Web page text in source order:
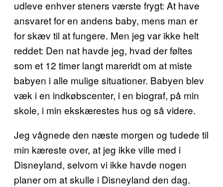
udleve enhver steners værste frygt: At have
ansvaret for en andens baby, mens man er
for skæv til at fungere. Men jeg var ikke helt
reddet: Den nat havde jeg, hvad der føltes
som et 12 timer langt mareridt om at miste
babyen i alle mulige situationer. Babyen blev
væk i en indkøbscenter, i en biograf, på min
skole, i min ekskærestes hus og så videre.
Jeg vågnede den næste morgen og tudede til
min kæreste over, at jeg ikke ville med i
Disneyland, selvom vi ikke havde nogen
planer om at skulle i Disneyland den dag.